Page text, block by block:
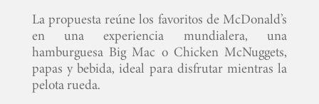
La propuesta reúne los favoritos de McDonald’s
en una experiencia mundialera, una
hamburguesa Big Mac o Chicken McNuggets,
papas y bebida, ideal para disfrutar mientras la
pelota rueda.